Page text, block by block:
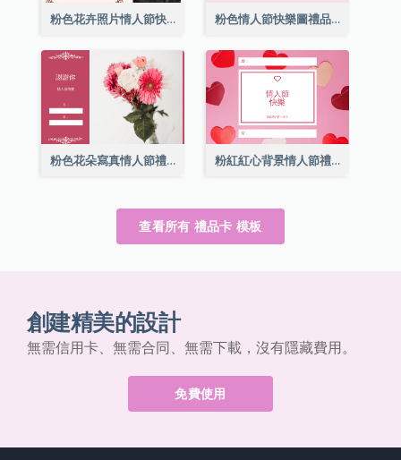
粉色花卉照片情人節快樂禮品卡 粉色情人節快樂圖禮品卡
粉色花朵寫真情人節禮品卡 粉紅紅心背景情人節禮品卡
查看所有 禮品卡 模板
創建精美的設計
無需信用卡、無需合同、無需下載，沒有隱藏費用。
免費使用